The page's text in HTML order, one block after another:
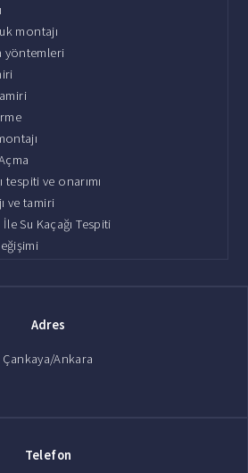
montajı
yöntemleri
tespiti ve onarımı
ve tamiri
Su Kaçağı Tespiti
Adres
Çankaya/Ankara
Telefon